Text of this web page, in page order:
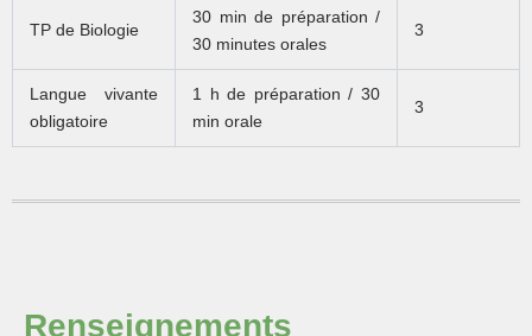
TP de Biologie
30 min de préparation /
30 minutes orales
3
Langue vivante
obligatoire
1 h de préparation / 30
min orale
3
Renseignements